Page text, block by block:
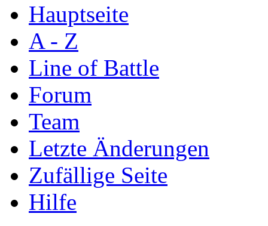
Hauptseite
A - Z
Line of Battle
Forum
Team
Letzte Änderungen
Zufällige Seite
Hilfe